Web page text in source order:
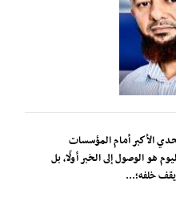
الأكبر أمام المؤسسات
هو الوصول إلى الخبر أولًا، بل
خلفه؛...